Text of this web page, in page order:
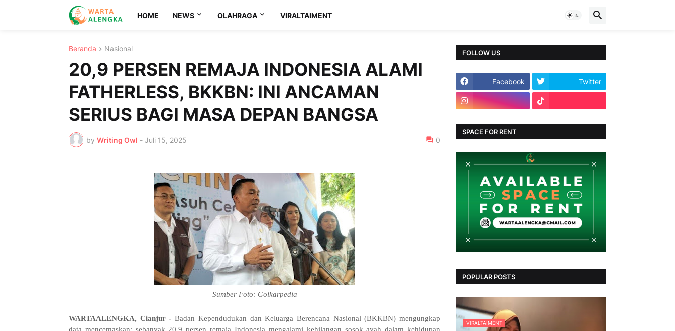
HOME NEWS OLAHRAGA VIRALTAIMENT
Beranda Nasional
20,9 PERSEN REMAJA INDONESIA ALAMI
FATHERLESS, BKKBN: INI ANCAMAN
SERIUS BAGI MASA DEPAN BANGSA
by Writing Owl - Juli 15, 2025 0
Sumber Foto: Golkarpedia
WARTAALENGKA, Cianjur -Badan Kependudukan dan Keluarga Berencana Nasional (BKKBN) mengungkap
FOLLOW US
Facebook Twitter
SPACE FOR RENT
POPULAR POSTS
VIRALTAIMENT